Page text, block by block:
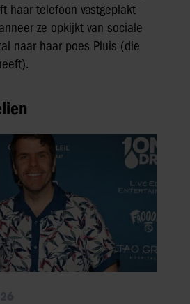
haar telefoon vastgeplakt
ze opkijkt van sociale
naar haar poes Pluis (die